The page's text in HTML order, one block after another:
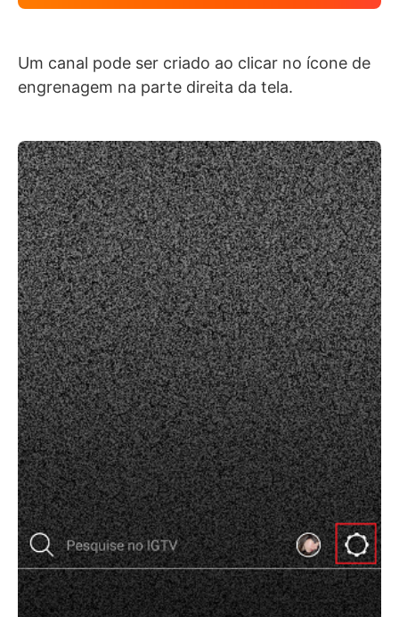
Um canal pode ser criado ao clicar no ícone de
engrenagem na parte direita da tela.